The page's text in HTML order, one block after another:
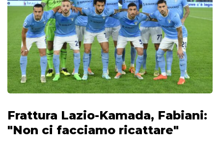
Frattura Lazio-Kamada, Fabiani:
"Non ci facciamo ricattare"